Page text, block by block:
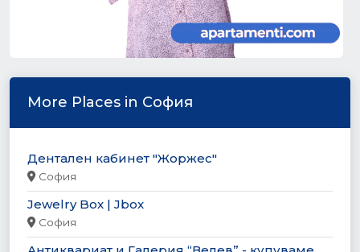
More Places in София
Дентален кабинет "Жоржес"
София
Jewelry Box | Jbox
София